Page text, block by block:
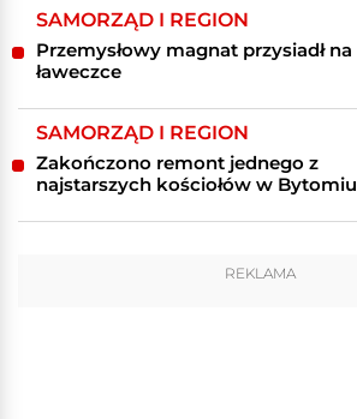
SAMORZĄD I REGION
Przemysłowy magnat przysiadł na
ławeczce
SAMORZĄD I REGION
Zakończono remont jednego z
najstarszych kościołów w Bytomiu
REKLAMA